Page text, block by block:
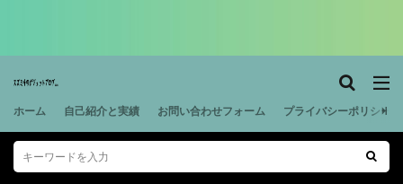
ホーム 自己紹介と実績 お問い合わせフォーム プライバシーポリシー